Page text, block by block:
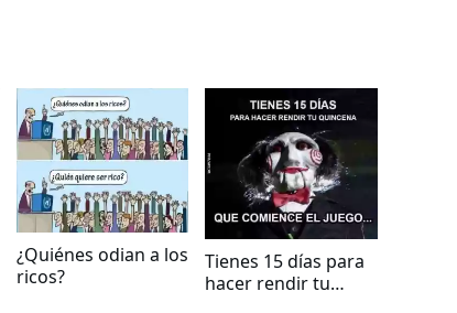
¿Quiénes odian a los
ricos?
Tienes 15 días para
hacer rendir tu